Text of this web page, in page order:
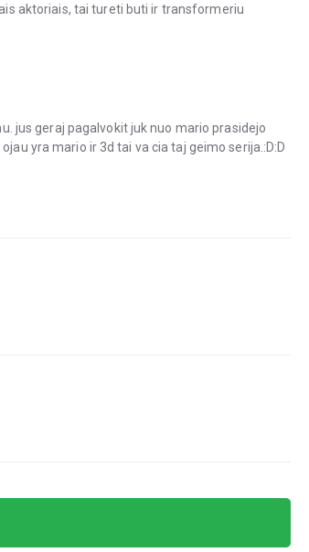
aktoriais, tai tureti buti ir transformeriu
jus geraj pagalvokit juk nuo mario prasidejo
yra mario ir 3d tai va cia taj geimo serija.:D:D